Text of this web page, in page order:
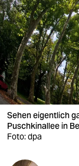
berlin
nord
wahrheit
verlag
verlag
Sehen eigentlich
Puschkinallee in
Foto: dpa